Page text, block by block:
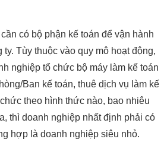
có bộ phận kế toán để vận hành
Tùy thuộc vào quy mô hoạt động,
nghiệp tổ chức bộ máy làm kế toán
Ban kế toán, thuê dịch vụ làm kế
theo hình thức nào, bao nhiêu
thì doanh nghiệp nhất định phải có
hợp là doanh nghiệp siêu nhỏ.